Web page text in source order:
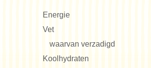
Energie
Vet
waarvan verzadigd
Koolhydraten